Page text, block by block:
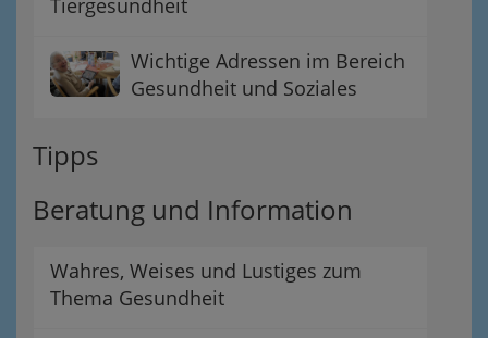
Wichtige Adressen im Bereich
Gesundheit und Soziales
Tipps
Beratung und Information
Wahres, Weises und Lustiges zum
Thema Gesundheit